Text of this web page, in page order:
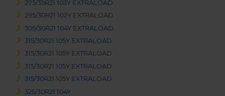
275/35R21 103Y EXTRALOAD
295/30R21 102Y EXTRALOAD
305/30R21 104Y EXTRALOAD
315/30R21 105Y EXTRALOAD
315/30R21 105Y EXTRALOAD
315/30R21 105Y EXTRALOAD
315/30R21 105Y EXTRALOAD
325/30R21 104Y